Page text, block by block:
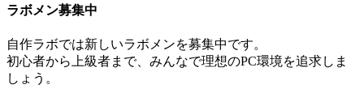
ラボメン募集中
自作ラボでは新しいラボメンを募集中です。
初心者から上級者まで、みんなで理想のPC環境を追求しま
しょう。